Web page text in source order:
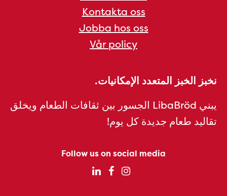
Kontakta oss
Jobba hos oss
Vår policy
نخبز الخبز المتعدد الإمكانيات.
يبني LibaBröd الجسور بين ثقافات الطعام ويخلق
تقاليد طعام جديدة كل يوم!
Follow us on social media